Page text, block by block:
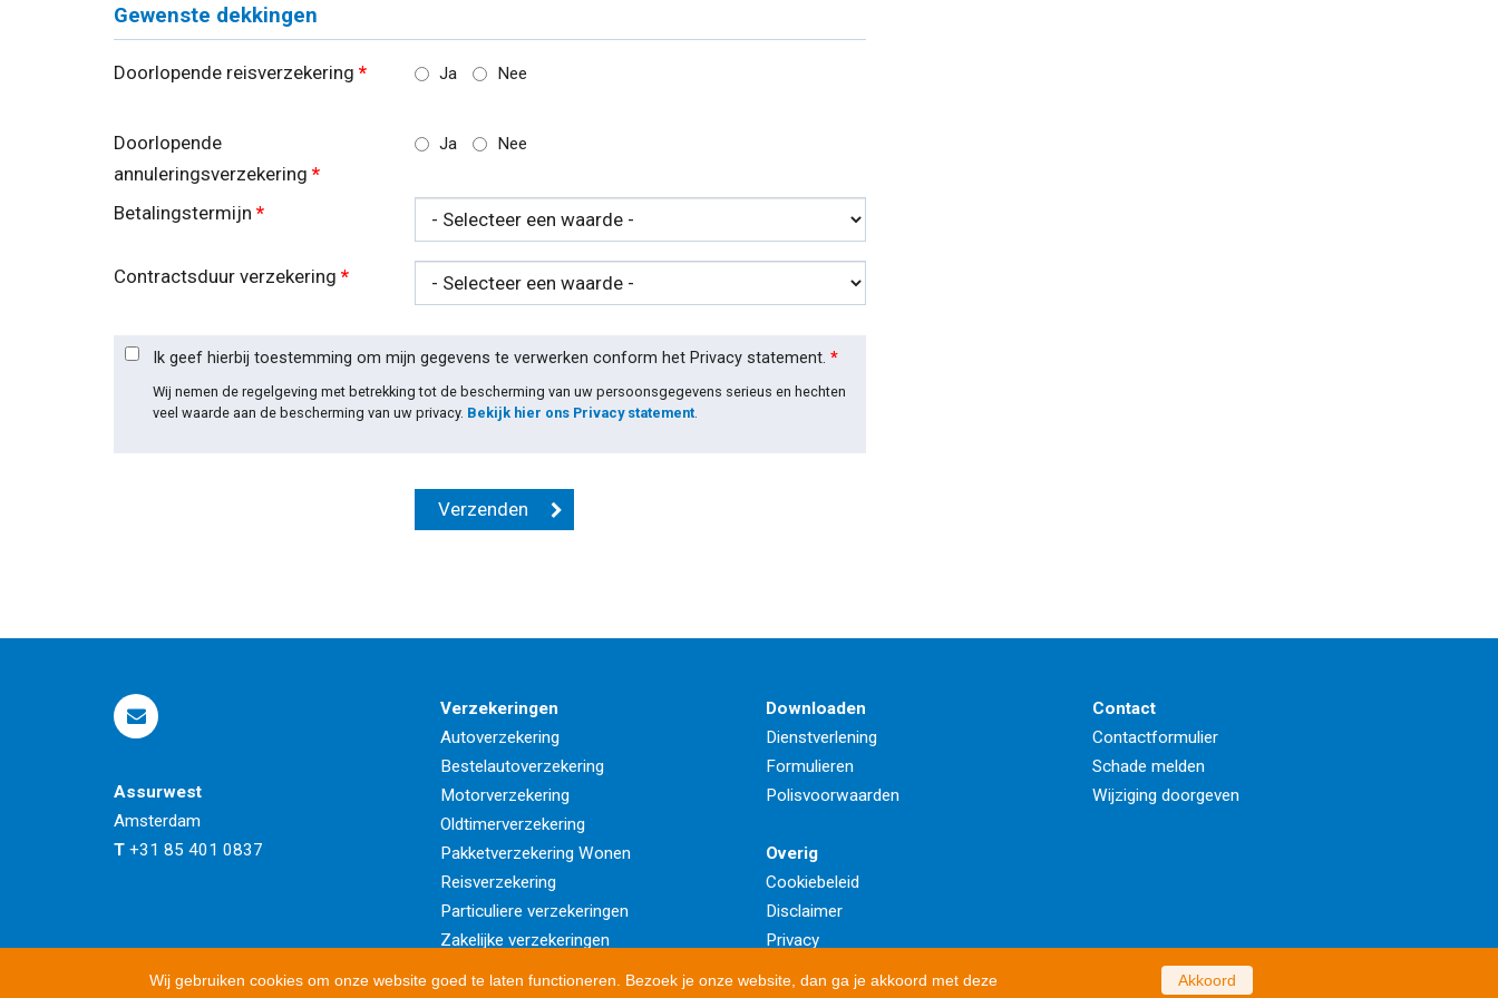
Wij gebruiken cookies om onze website goed te laten functioneren. Bezoek je onze website, dan ga je akkoord met deze Akkoord
Gewenste dekkingen
Doorlopende reisverzekering * Ja Nee
Doorlopende
annuleringsverzekering *
Ja Nee
Betalingstermijn *
Contractsduur verzekering *
Ik geef hierbij toestemming om mijn gegevens te verwerken conform het Privacy statement. *
Wij nemen de regelgeving met betrekking tot de bescherming van uw persoonsgegevens serieus en hechten
veel waarde aan de bescherming van uw privacy. Bekijk hier ons Privacy statement
Assurwest
Amsterdam
T +31 85 401 0837
Verzekeringen
Autoverzekering
Bestelautoverzekering
Motorverzekering
Oldtimerverzekering
Pakketverzekering Wonen
Reisverzekering
Particuliere verzekeringen
Zakelijke verzekeringen
Downloaden
Dienstverlening
Formulieren
Polisvoorwaarden
Overig
Cookiebeleid
Disclaimer
Privacy
Contact
Contactformulier
Schade melden
Wijziging doorgeven